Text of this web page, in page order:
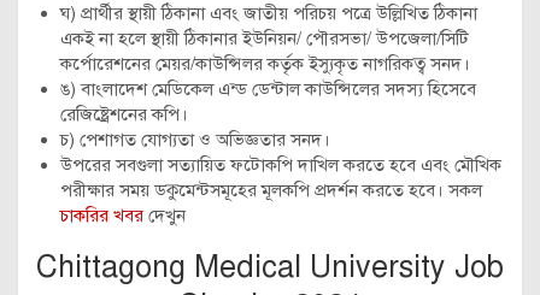
ঘ) প্রার্থীর স্থায়ী ঠিকানা এবং জাতীয় পরিচয় পত্রে উল্লিখিত ঠিকানা
একই না হলে স্থায়ী ঠিকানার ইউনিয়ন/ পৌরসভা/ উপজেলা/সিটি
কর্পোরেশনের মেয়র/কাউন্সিলর কর্তৃক ইস্যুকৃত নাগরিকত্ব সনদ।
ঙ) বাংলাদেশ মেডিকেল এন্ড ডেন্টাল কাউন্সিলের সদস্য হিসেবে
রেজিষ্ট্রেশনের কপি।
চ) পেশাগত যােগ্যতা ও অভিজ্ঞতার সনদ।
উপরের সবগুলা সত্যায়িত ফটোকপি দাখিল করতে হবে এবং মৌখিক
পরীক্ষার সময় ডকুমেন্টসমূহের মূলকপি প্রদর্শন করতে হবে। সকল
চাকরির খবর দেখুন
Chittagong Medical University Job